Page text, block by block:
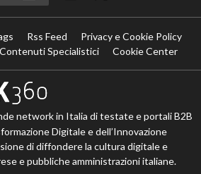
Rss Feed
Privacy e Cookie Policy
Specialistici
Cookie Center
network in Italia di testate e portali B2B
Digitale e dell’Innovazione
di diffondere la cultura digitale e
e pubbliche amministrazioni italiane.